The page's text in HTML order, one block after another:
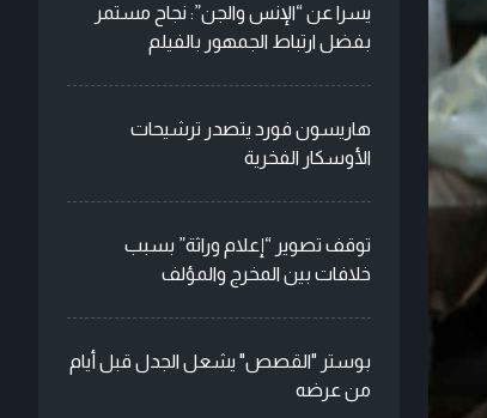
يسرا عن “الإنس والجن”: نجاح مستمر
بفضل ارتباط الجمهور بالفيلم
هاريسون فورد يتصدر ترشيحات
الأوسكار الفخرية
توقف تصوير “إعلام وراثة” بسبب
خلافات بين المخرج والمؤلف
بوستر "القصص" يشعل الجدل قبل أيام
من عرضه